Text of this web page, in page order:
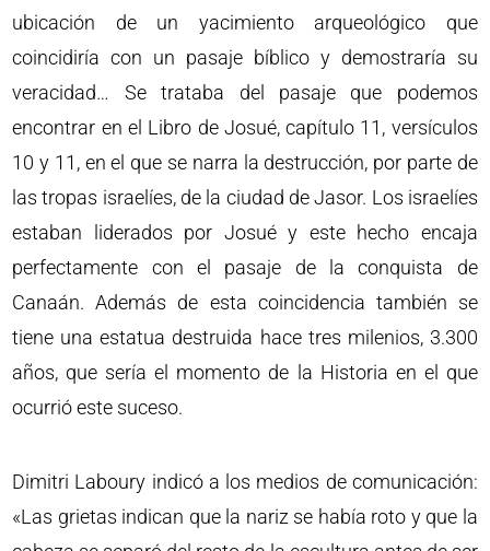
ubicación de un yacimiento arqueológico que
coincidiría con un pasaje bíblico y demostraría su
veracidad… Se trataba del pasaje que podemos
encontrar en el Libro de Josué, capítulo 11, versículos
10 y 11, en el que se narra la destrucción, por parte de
las tropas israelíes, de la ciudad de Jasor. Los israelíes
estaban liderados por Josué y este hecho encaja
perfectamente con el pasaje de la conquista de
Canaán. Además de esta coincidencia también se
tiene una estatua destruida hace tres milenios, 3.300
años, que sería el momento de la Historia en el que
ocurrió este suceso.
Dimitri Laboury indicó a los medios de comunicación:
«Las grietas indican que la nariz se había roto y que la